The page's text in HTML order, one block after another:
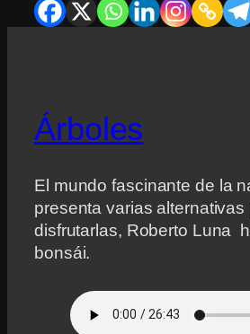
Árboles
El mundo fascinante de la
presenta varias alternativas
disfrutarlas, Roberto Luna
bonsái.